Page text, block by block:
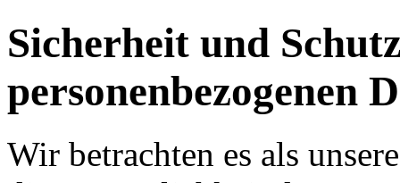
Sicherheit und
personenbezogenen
Wir betrachten es als